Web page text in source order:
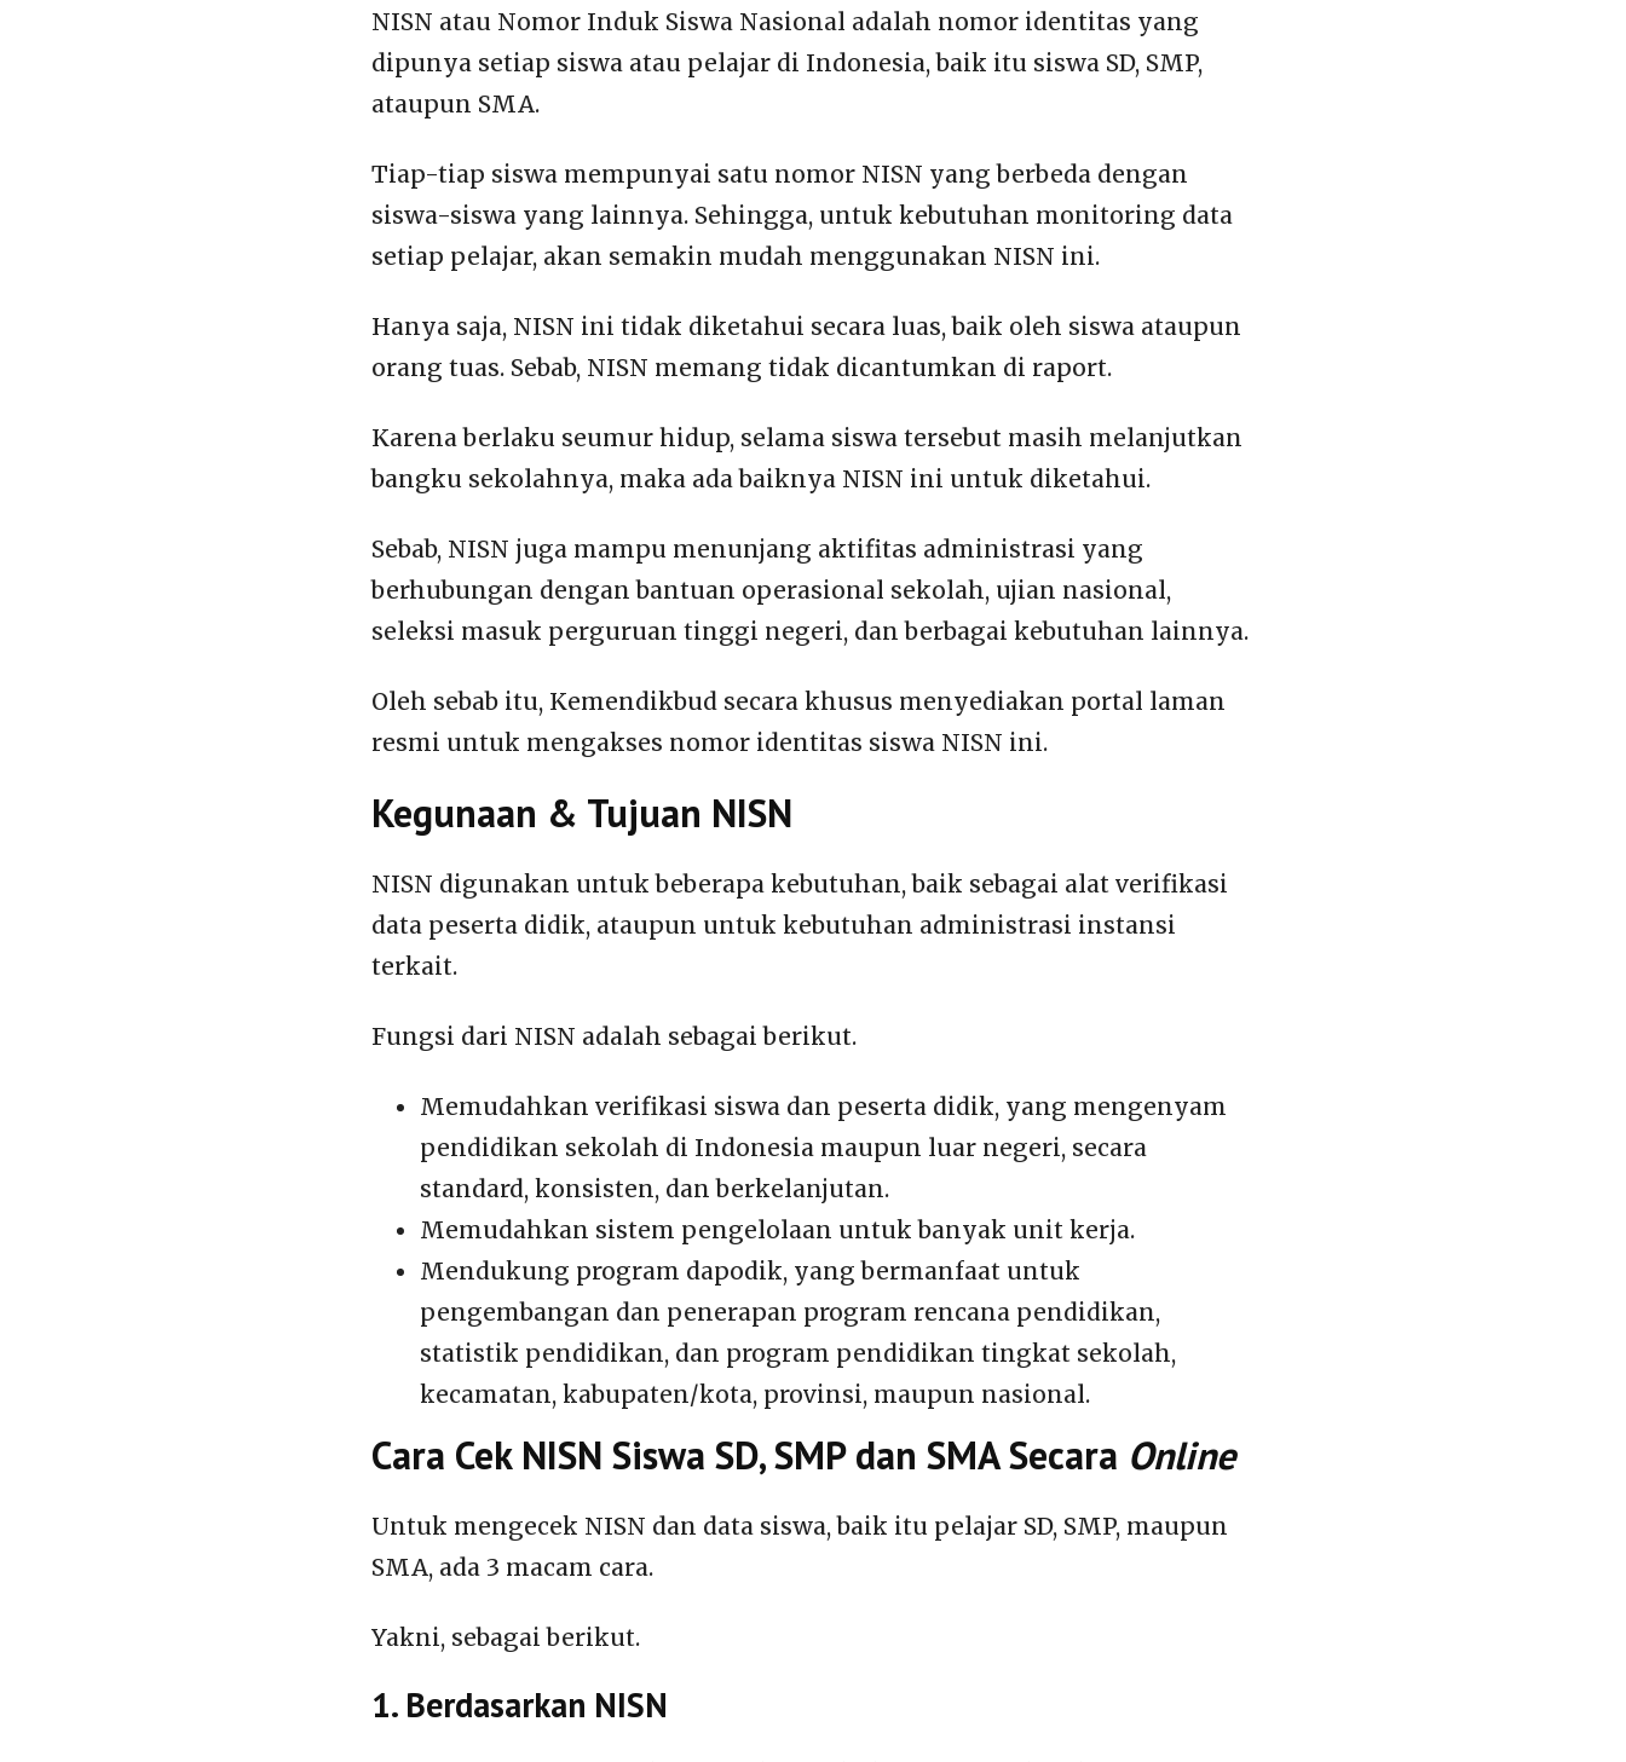
NISN atau Nomor Induk Siswa Nasional adalah nomor identitas yang
dipunya setiap siswa atau pelajar di Indonesia, baik itu siswa SD, SMP,
ataupun SMA.
Tiap-tiap siswa mempunyai satu nomor NISN yang berbeda dengan
siswa-siswa yang lainnya. Sehingga, untuk kebutuhan monitoring data
setiap pelajar, akan semakin mudah menggunakan NISN ini.
Hanya saja, NISN ini tidak diketahui secara luas, baik oleh siswa ataupun
orang tuas. Sebab, NISN memang tidak dicantumkan di raport.
Karena berlaku seumur hidup, selama siswa tersebut masih melanjutkan
bangku sekolahnya, maka ada baiknya NISN ini untuk diketahui.
Sebab, NISN juga mampu menunjang aktifitas administrasi yang
berhubungan dengan bantuan operasional sekolah, ujian nasional,
seleksi masuk perguruan tinggi negeri, dan berbagai kebutuhan lainnya.
Oleh sebab itu, Kemendikbud secara khusus menyediakan portal laman
resmi untuk mengakses nomor identitas siswa NISN ini.
Kegunaan & Tujuan NISN
NISN digunakan untuk beberapa kebutuhan, baik sebagai alat verifikasi
data peserta didik, ataupun untuk kebutuhan administrasi instansi
terkait.
Fungsi dari NISN adalah sebagai berikut.
Memudahkan verifikasi siswa dan peserta didik, yang mengenyam
pendidikan sekolah di Indonesia maupun luar negeri, secara
standard, konsisten, dan berkelanjutan.
Memudahkan sistem pengelolaan untuk banyak unit kerja.
Mendukung program dapodik, yang bermanfaat untuk
pengembangan dan penerapan program rencana pendidikan,
statistik pendidikan, dan program pendidikan tingkat sekolah,
kecamatan, kabupaten/kota, provinsi, maupun nasional.
Cara Cek NISN Siswa SD, SMP dan SMA Secara Online
Untuk mengecek NISN dan data siswa, baik itu pelajar SD, SMP, maupun
SMA, ada 3 macam cara.
Yakni, sebagai berikut.
1. Berdasarkan NISN